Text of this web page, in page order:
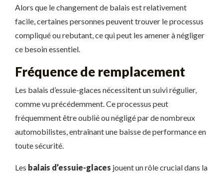
Alors que le changement de balais est relativement
facile, certaines personnes peuvent trouver le processus
compliqué ou rebutant, ce qui peut les amener à négliger
ce besoin essentiel.
Fréquence de remplacement
Les balais d’essuie-glaces nécessitent un suivi régulier,
comme vu précédemment. Ce processus peut
fréquemment être oublié ou négligé par de nombreux
automobilistes, entraînant une baisse de performance en
toute sécurité.
Les balais d’essuie-glaces jouent un rôle crucial dans la